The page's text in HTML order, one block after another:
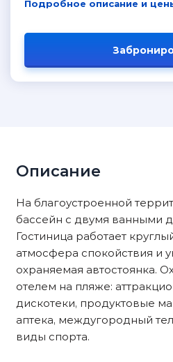
Подробное описание и
Описание
На благоустроенной
бассейн с двумя ванными
Гостиница работает
атмосфера спокойствия и
охраняемая автостоянка.
отелем на пляже:
дискотеки, продуктовые
аптека, междугородный
виды спорта.